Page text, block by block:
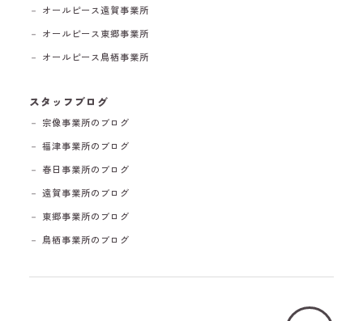
－ オールピース遠賀事業所
－ オールピース東郷事業所
－ オールピース鳥栖事業所
スタッフブログ
－ 宗像事業所のブログ
－ 福津事業所のブログ
－ 春日事業所のブログ
－ 遠賀事業所のブログ
－ 東郷事業所のブログ
－ 鳥栖事業所のブログ